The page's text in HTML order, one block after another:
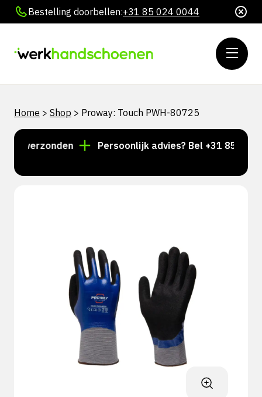
Bestelling doorbellen:+31 85 024 0044
Home > Shop > Proway: Touch PWH-80725
verzonden Persoonlijk advies? Bel +31 85 024